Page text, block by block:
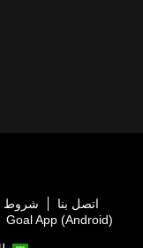
اتصل بنا شروط
Goal App (Android)